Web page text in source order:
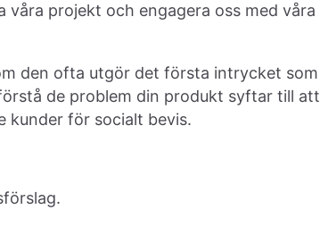
projekt och engagera oss med våra
den ofta utgör det första intrycket som
de problem din produkt syftar till att
kunder för socialt bevis.